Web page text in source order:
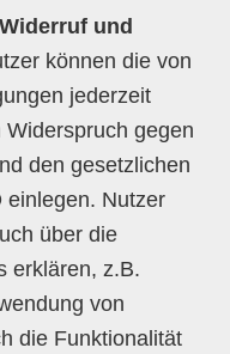
und
können die von
jederzeit
gegen
den gesetzlichen
einlegen. Nutzer
über die
erklären, z.B.
von
die Funktionalität